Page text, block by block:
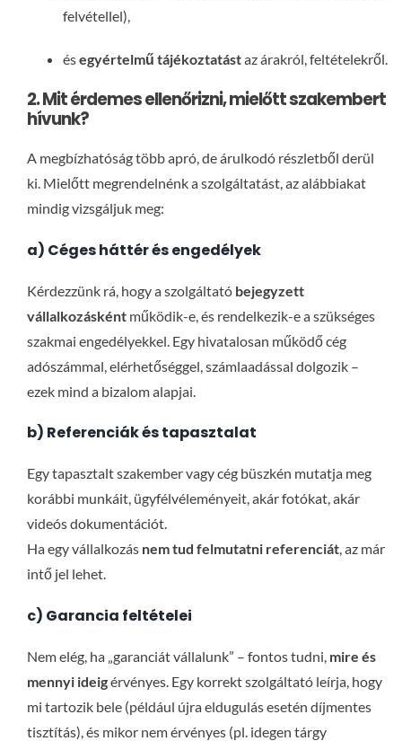
felvétellel),
ésegyértelmű tájékoztatástaz árakról, feltételekről.
2. Mit érdemes ellenőrizni, mielőtt szakembert
hívunk?
A megbízhatóság több apró, de árulkodó részletből derül
ki. Mielőtt megrendelnénk a szolgáltatást, az alábbiakat
mindig vizsgáljuk meg:
a) Céges háttér és engedélyek
Kérdezzünk rá, hogy a szolgáltató bejegyzett
vállalkozáskéntműködik-e, és rendelkezik-e a szükséges
szakmai engedélyekkel. Egy hivatalosan működő cég
adószámmal, elérhetőséggel, számlaadással dolgozik –
ezek mind a bizalom alapjai.
b) Referenciák és tapasztalat
Egy tapasztalt szakember vagy cég büszkén mutatja meg
korábbi munkáit, ügyfélvéleményeit, akár fotókat, akár
videós dokumentációt.
Ha egy vállalkozás nem tud felmutatni referenciát, az már
intő jel lehet.
c) Garancia feltételei
Nem elég, ha „garanciát vállalunk” – fontos tudni, mire és
mennyi ideigérvényes. Egy korrekt szolgáltató leírja, hogy
mi tartozik bele (például újra eldugulás esetén díjmentes
tisztítás), és mikor nem érvényes (pl. idegen tárgy